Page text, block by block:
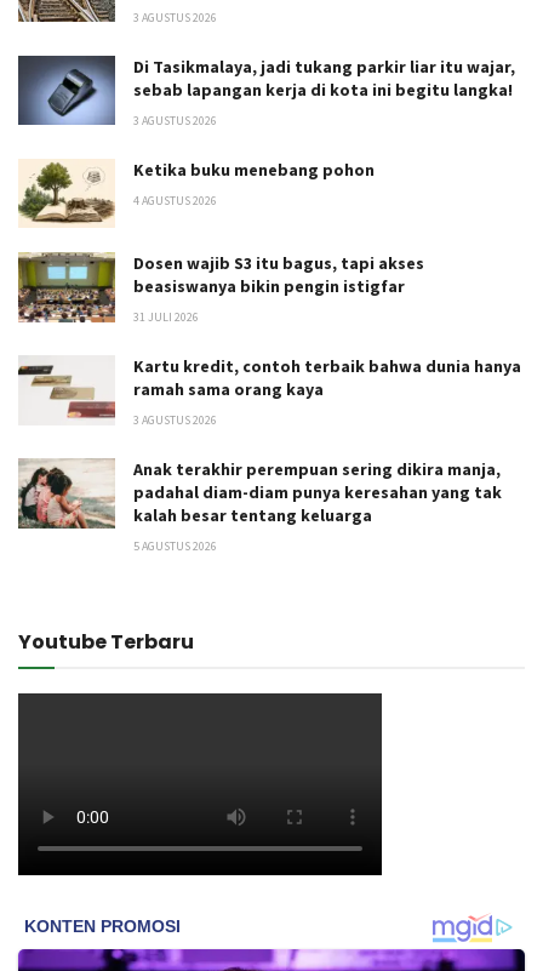
3 AGUSTUS 2026
Di Tasikmalaya, jadi tukang parkir liar itu wajar,
sebab lapangan kerja di kota ini begitu langka!
3 AGUSTUS 2026
Ketika buku menebang pohon
4 AGUSTUS 2026
Dosen wajib S3 itu bagus, tapi akses
beasiswanya bikin pengin istigfar
31 JULI 2026
Kartu kredit, contoh terbaik bahwa dunia hanya
ramah sama orang kaya
3 AGUSTUS 2026
Anak terakhir perempuan sering dikira manja,
padahal diam-diam punya keresahan yang tak
kalah besar tentang keluarga
5 AGUSTUS 2026
Youtube Terbaru